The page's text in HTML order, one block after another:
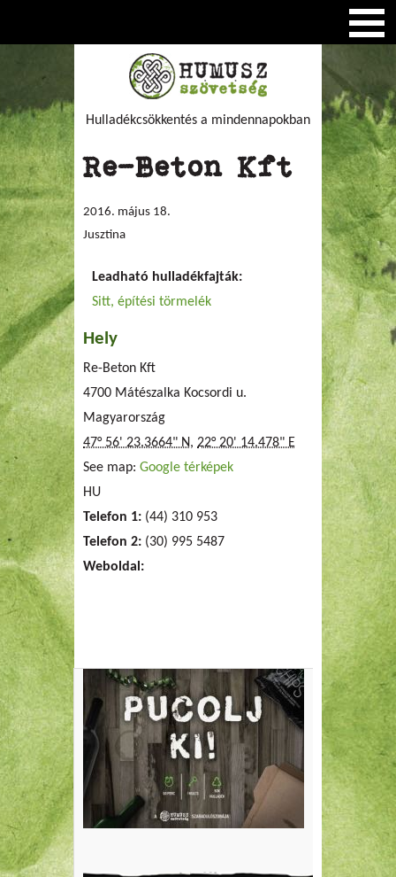
Hulladékcsökkentés a mindennapokban
Re-Beton Kft
2016. május 18.
Jusztina
Leadható hulladékfajták:
Sitt, építési törmelék
Hely
Re-Beton Kft
4700 Mátészalka Kocsordi u.
Magyarország
47° 56' 23.3664" N, 22° 20' 14.478" E
See map: Google térképek
HU
Telefon 1: (44) 310 953
Telefon 2: (30) 995 5487
Weboldal: